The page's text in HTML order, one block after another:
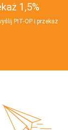
1,5%
PIT‑OP i przekaż